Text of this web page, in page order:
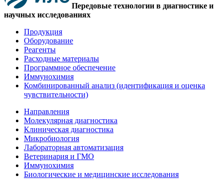
Передовые технологии в диагностике и
научных исследованиях
Продукция
Оборудование
Реагенты
Расходные материалы
Программное обеспечение
Иммунохимия
Комбинированный анализ (идентификация и оценка
чувствительности)
Направления
Молекулярная диагностика
Клиническая диагностика
Микробиология
Лабораторная автоматизация
Ветеринария и ГМО
Иммунохимия
Биологические и медицинские исследования